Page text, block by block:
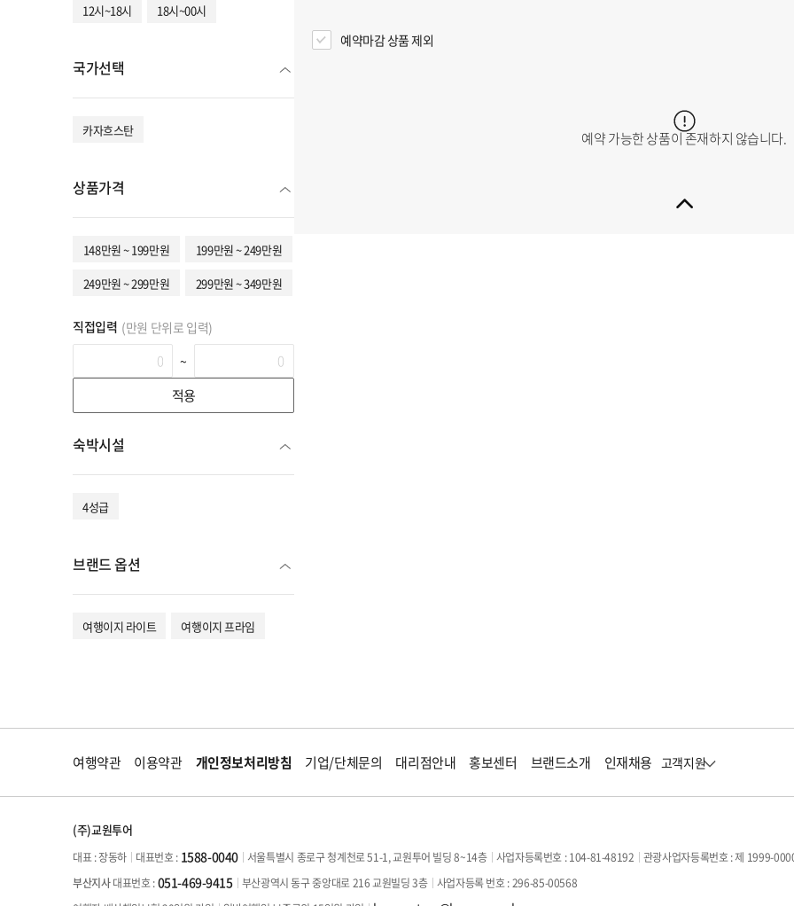
12시~18시
18시~00시
국가선택
카자흐스탄
상품가격
148만원 ~ 199만원
199만원 ~ 249만원
249만원 ~ 299만원
299만원 ~ 349만원
직접입력 (만원 단위로 입력)
~
적용
숙박시설
4성급
브랜드 옵션
여행이지 라이트 여행이지 프라임
예약마감 상품 제외
예약 가능한 상품이 존재하지 않습니다.
여행약관 이용약관 개인정보처리방침 기업/단체문의 대리점안내 홍보센터 브랜드소개 인재채용 고객지원
(주)교원투어
대표 : 장동하 대표번호 : 1588-0040 서울특별시 종로구 청계천로 51-1, 교원투어 빌딩 8~14층 사업자등록번호 : 104-81-48192 관광사업자등록번호 : 제 1999-
부산지사대표번호 :051-469-9415 부산광역시 동구 중앙대로 216 교원빌딩 3층 사업자등록 번호 : 296-85-00568